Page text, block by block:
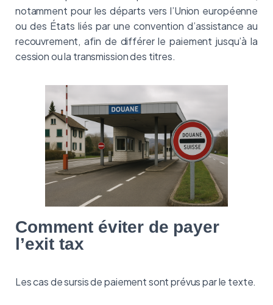
notamment pour les départs vers l’Union européenne
ou des États liés par une convention d’assistance au
recouvrement, afin de différer le paiement jusqu’à la
cession ou la transmission des titres.
Comment éviter de payer
l’exit tax
Les cas de sursis de paiement sont prévus par le texte.